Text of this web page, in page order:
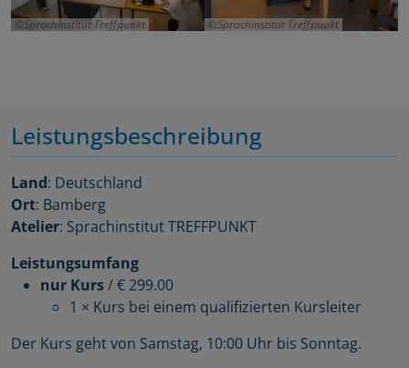
Sprachinstitut Treffpunkt Sprachinstitut Treffpunkt
Leistungsbeschreibung
Land: Deutschland
Ort: Bamberg
Atelier: Sprachinstitut TREFFPUNKT
Leistungsumfang
nur Kurs/€ 299.00
1 × Kurs bei einem qualifizierten Kursleiter
Der Kurs geht von Samstag, 10:00 Uhr bis Sonntag.